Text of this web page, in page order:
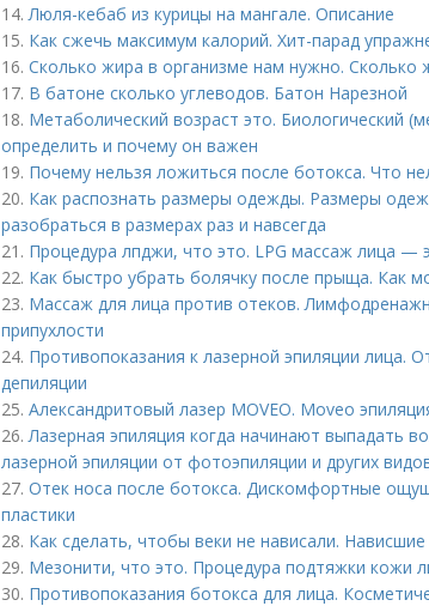
14.Люля-кебаб из курицы на мангале. Описание
15. Как сжечь максимум калорий. Хит-парад
16. Сколько жира в организме нам нужно. Сколько
17. В батоне сколько углеводов. Батон Нарезной
18. Метаболический возраст это. Биологический
определить и почему он важен
19. Почему нельзя ложиться после ботокса. Что
20. Как распознать размеры одежды. Размеры
разобраться в размерах раз и навсегда
21. Процедура лпджи, что это. LPG массаж лица —
22. Как быстро убрать болячку после прыща. Как
23. Массаж для лица против отеков.
припухлости
24. Противопоказания к лазерной эпиляции лица.
депиляции
25. Александритовый лазер MOVEO. Moveo
26.Лазерная эпиляция когда начинают выпадать
лазерной эпиляции от фотоэпиляции и других
27. Отек носа после ботокса. Дискомфортные
пластики
28. Как сделать, чтобы веки не нависали. Нависшие
29. Мезонити, что это. Процедура подтяжки кожи
30. Противопоказания ботокса для лица.